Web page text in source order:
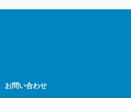
お問い合わせ